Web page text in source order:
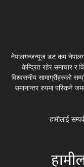
नेपालगन्जन्यूज डट कम
केन्द्रित रहेर समाचार र
विश्वसनीय सामाग्रीहरुको
समानान्तर रुपमा पस्किने
हामीलाई